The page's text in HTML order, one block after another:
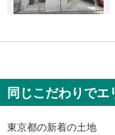
同じこだわりで
東京都の新着の土地